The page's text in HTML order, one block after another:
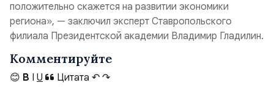
положительно скажется на развитии экономики
региона», — заключил эксперт Ставропольского
филиала Президентской академии Владимир Гладилин.
Комментируйте
😊 B I U Цитата ↶ ↷